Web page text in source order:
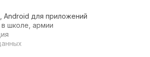
Android для приложений
школе, армии